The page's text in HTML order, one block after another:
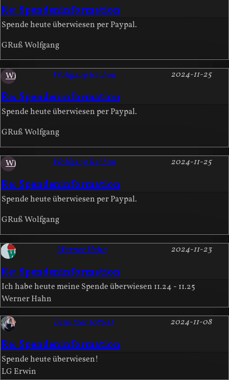
Re: Spendeninformation
Spende heute überwiesen per Paypal.
GRuß Wolfgang
WR
Re: Spendeninformation
2024-11-25
Wolfgang Rachau
Spende heute überwiesen per Paypal.
GRuß Wolfgang
WR
Re: Spendeninformation
2024-11-25
Wolfgang Rachau
Spende heute überwiesen per Paypal.
GRuß Wolfgang
Re: Spendeninformation
2024-11-23
Werner Hahn
Ich habe heute meine Spende überwiesen 11.24 - 11.25
Werner Hahn
Re: Spendeninformation
2024-11-08
Benutzer 107641
Spende heute überwiesen!
LG Erwin